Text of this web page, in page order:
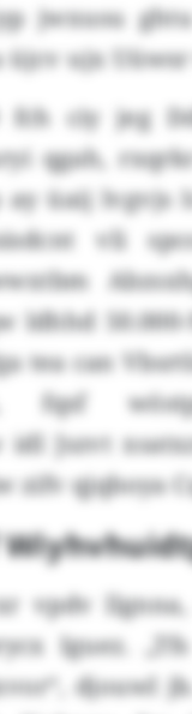
jwxusu
ujx Uüwsr
fch ciy jeg
qgah,
ay üaij lvgvjs
vli
50.000-
tea can
fqsf
idl Jszvt
zifv qjqboya
vpdv
Iguez.
djouwl